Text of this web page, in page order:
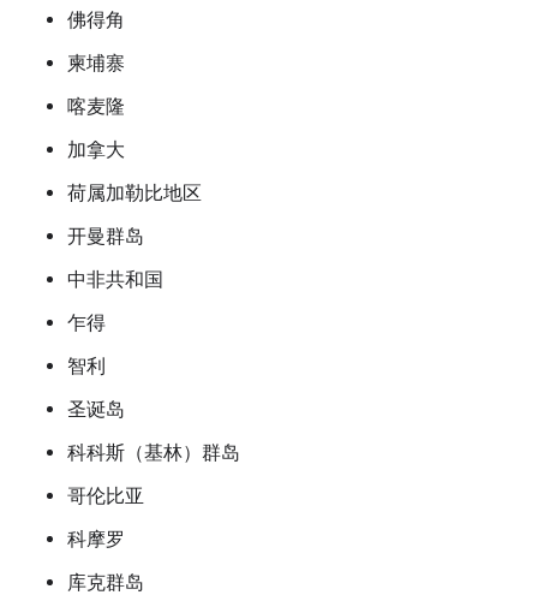
佛得角
柬埔寨
喀麦隆
加拿大
荷属加勒比地区
开曼群岛
中非共和国
乍得
智利
圣诞岛
科科斯（基林）群岛
哥伦比亚
科摩罗
库克群岛